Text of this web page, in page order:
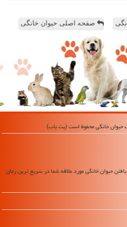
صفحه اصلی حیوان خانگی
حیوان خانگی مورد علاقه شما در سریع ترین زمان